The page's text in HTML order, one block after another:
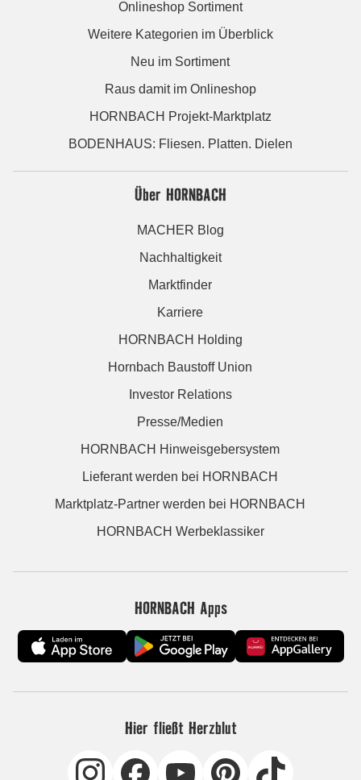
Onlineshop Sortiment
Weitere Kategorien im Überblick
Neu im Sortiment
Raus damit im Onlineshop
HORNBACH Projekt-Marktplatz
BODENHAUS: Fliesen. Platten. Dielen
Über HORNBACH
MACHER Blog
Nachhaltigkeit
Marktfinder
Karriere
HORNBACH Holding
Hornbach Baustoff Union
Investor Relations
Presse/Medien
HORNBACH Hinweisgebersystem
Lieferant werden bei HORNBACH
Marktplatz-Partner werden bei HORNBACH
HORNBACH Werbeklassiker
HORNBACH Apps
Hier fließt Herzblut